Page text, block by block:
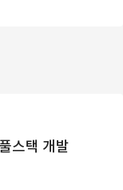
스택 개발